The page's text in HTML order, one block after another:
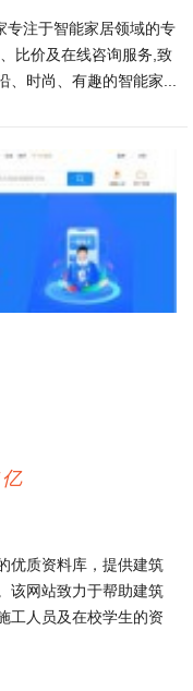
专注于智能家居领域的专
比价及在线咨询服务,致
、时尚、有趣的智能家...
优质资料库，提供建筑
该网站致力于帮助建筑
工人员及在校学生的资